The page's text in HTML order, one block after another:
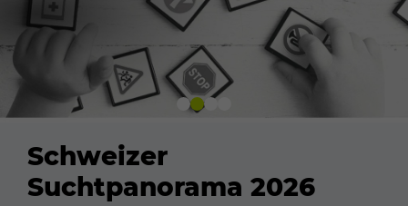
Schweizer
Suchtpanorama 2026